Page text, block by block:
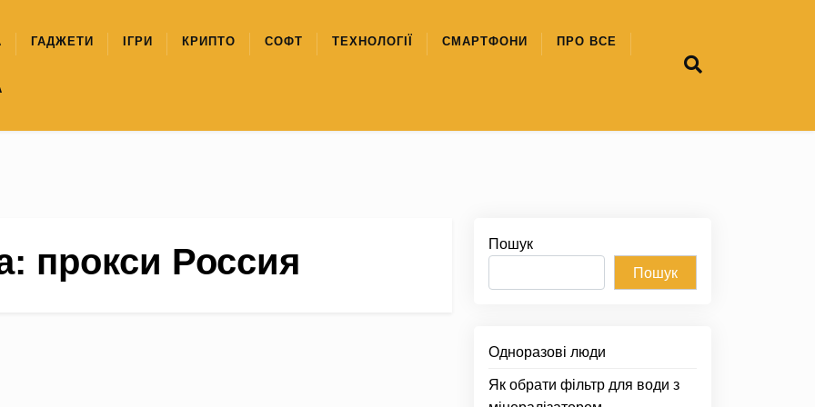
ГАДЖЕТИ ІГРИ КРИПТО СОФТ ТЕХНОЛОГІЇ СМАРТФОНИ ПРО ВСЕ
прокси Россия
Пошук
Пошук
Одноразові люди
Як обрати фільтр для води з